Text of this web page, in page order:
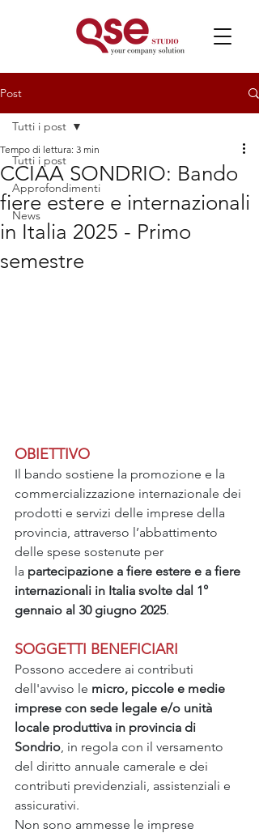
Post
Tutti i post
Approfondimenti
News
Tutti i post
CCIAA SONDRIO: Bando
fiere estere e internazionali
in Italia 2025 - Primo
semestre
Tempo di lettura: 3 min
OBIETTIVO
Il bando sostiene la promozione e la
commercializzazione internazionale dei
prodotti e servizi delle imprese della
provincia, attraverso l’abbattimento
delle spese sostenute per
la partecipazione a fiere estere e a fiere
internazionali in Italia svolte dal 1°
gennaio al 30 giugno 2025.
SOGGETTI BENEFICIARI
Possono accedere ai contributi
dell'avviso le micro, piccole e medie
imprese con sede legale e/o unità
locale produttiva in provincia di
Sondrio , in regola con il versamento
del diritto annuale camerale e dei
contributi previdenziali, assistenziali e
assicurativi.
Non sono ammesse le imprese